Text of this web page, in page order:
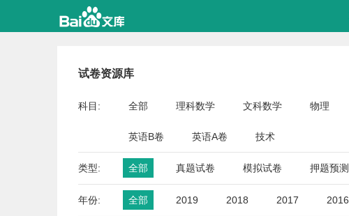
试卷资源库
科目: 全部 理科数学 文科数学 物理
英语B卷 英语A卷 技术
类型: 全部 真题试卷 模拟试卷 押题预测
年份: 全部 2019 2018 2017 2016